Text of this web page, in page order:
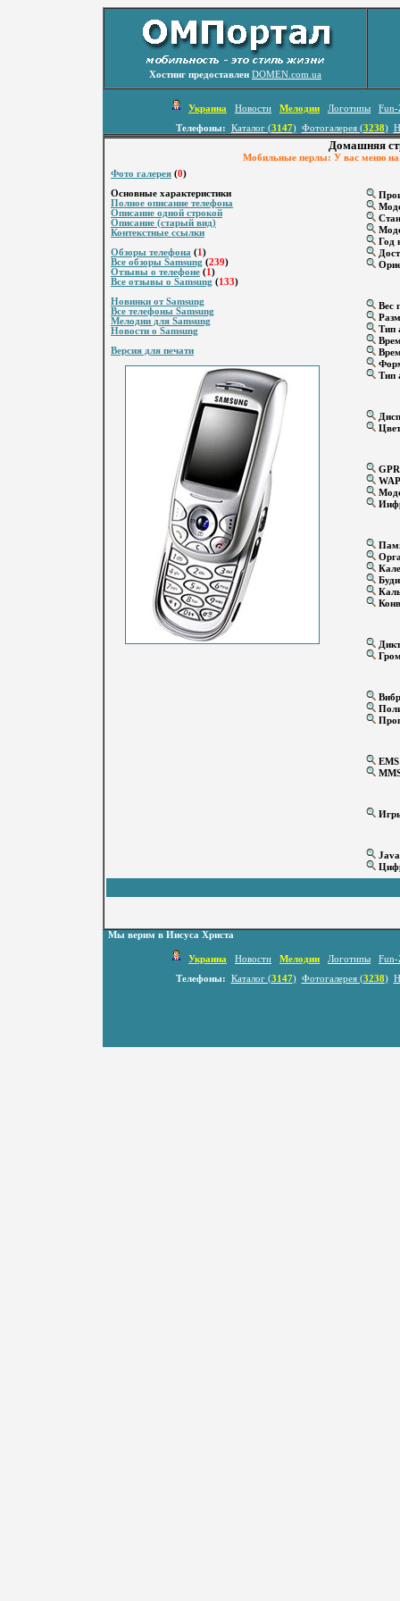
Хостинг предоставлен DOMEN.com.ua
Украина Новости Мелодии Логотипы
Fun-
Телефоны:
Каталог (3147) Фотогалерея (3238)
Домашняя
Мобильные перлы: У вас меню на
Фото галерея (0)
Основные характеристики
Полное описание телефона
Описание одной строкой
Описание (старый вид)
Контекстные ссылки
Обзоры телефона (1 )
Все обзоры Samsung (239)
Отзывы о телефоне (1 )
Все отзывы о Samsung (133)
Новинки от Samsung
Все телефоны Samsung
Мелодии для Samsung
Новости о Samsung
Версия для печати
Год
Вес
Тип
Тип
WAP
EMS
Java
Мы верим в Иисуса Христа
Украина Новости Мелодии Логотипы
Fun-
Телефоны:
Каталог (3147) Фотогалерея (3238)